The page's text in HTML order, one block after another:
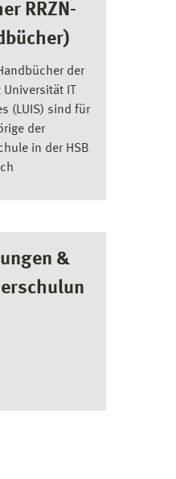
RRZN-
der
IT
(LUIS) sind für
der
in der HSB
&